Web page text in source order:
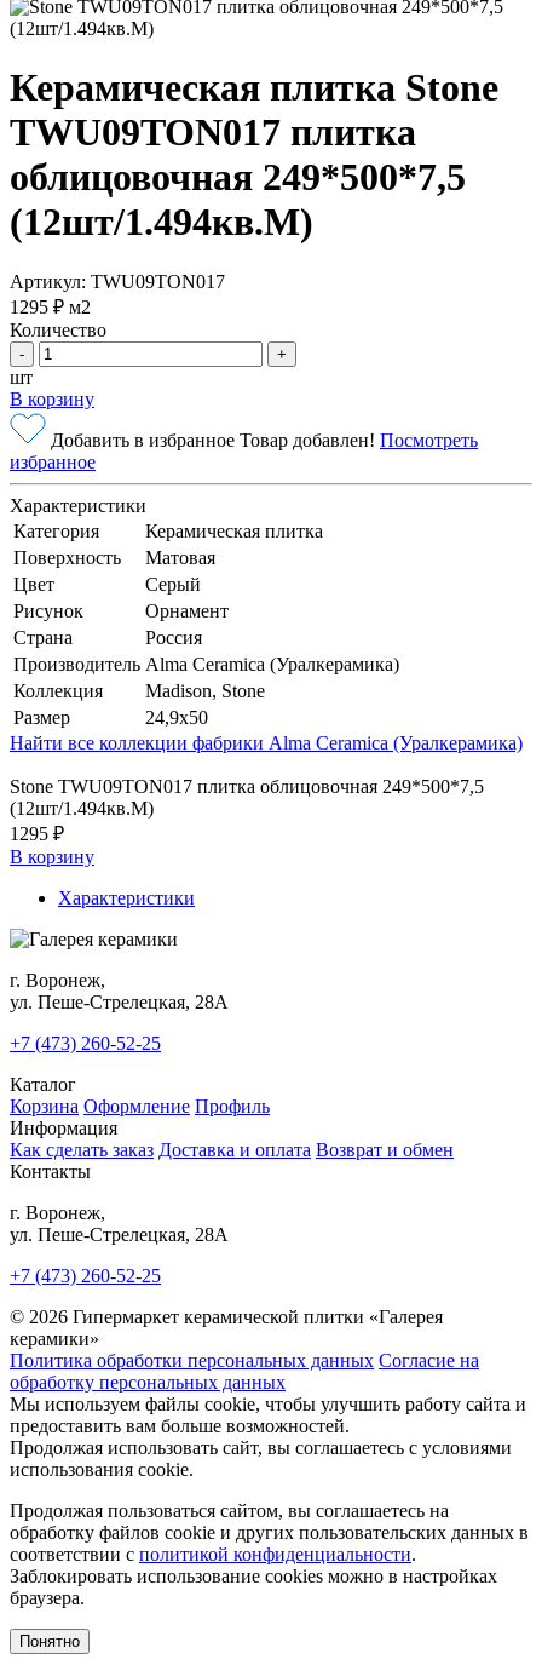
Керамическая плитка Stone
TWU09TON017 плитка
облицовочная 249*500*7,5
(12шт/1.494кв.М)
Артикул: TWU09TON017
1295 ₽ м2
Количество
- +
шт
В корзину
Добавить в избранное Товар добавлен! Посмотреть
избранное
Характеристики
Категория
Керамическая плитка
Поверхность
Матовая
Цвет
Серый
Рисунок
Орнамент
Страна
Россия
Производитель Alma Ceramica (Уралкерамика)
Коллекция
Madison, Stone
Размер
24,9x50
Найти все коллекции фабрики Alma Ceramica (Уралкерамика)
Stone TWU09TON017 плитка облицовочная 249*500*7,5
(12шт/1.494кв.М)
1295 ₽
В корзину
Характеристики
г. Воронеж,
ул. Пеше-Cтрелецкая, 28А
+7 (473) 260-52-25
Каталог
Корзина Оформление Профиль
Информация
Как сделать заказ Доставка и оплата Возврат и обмен
Контакты
г. Воронеж,
ул. Пеше-Cтрелецкая, 28А
+7 (473) 260-52-25
© 2026 Гипермаркет керамической плитки «Галерея
керамики»
Политика обработки персональных данных Согласие на
обработку персональных данных
Мы используем файлы cookie, чтобы улучшить работу сайта и
предоставить вам больше возможностей.
Продолжая использовать сайт, вы соглашаетесь с условиями
использования cookie.
Продолжая пользоваться сайтом, вы соглашаетесь на
обработку файлов cookie и других пользовательских данных в
соответствии с политикой конфиденциальности.
Заблокировать использование cookies можно в настройках
браузера.
Понятно